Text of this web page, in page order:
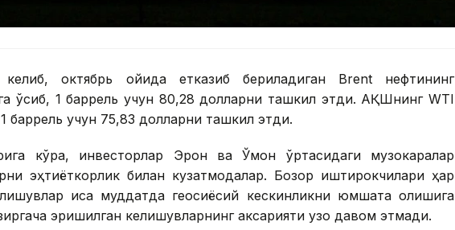
октябрь ойида етказиб бериладиган Brent нефтининг
ўсиб, 1 баррель учун 80,28 долларни ташкил этди. АҚШнинг WTI
баррель учун 75,83 долларни ташкил этди.
кўра, инвесторлар Эрон ва Ўмон ўртасидаги музокаралар
эҳтиёткорлик билан кузатмоқдалар. Бозор иштирокчилари ҳар
қисқа муддатда геосиёсий кескинликни юмшата олишига
эришилган келишувларнинг аксарияти узоқ давом этмади.